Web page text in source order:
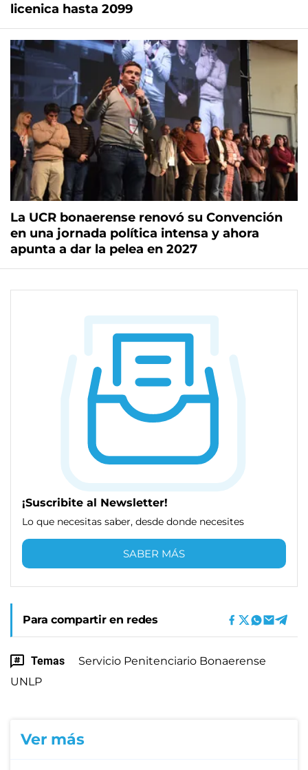
licenica hasta 2099
La UCR bonaerense renovó su Convención
en una jornada política intensa y ahora
apunta a dar la pelea en 2027
¡Suscribite al Newsletter!
Lo que necesitas saber, desde donde necesites
SABER MÁS
Para compartir en redes
Temas
Servicio Penitenciario Bonaerense
UNLP
Ver más